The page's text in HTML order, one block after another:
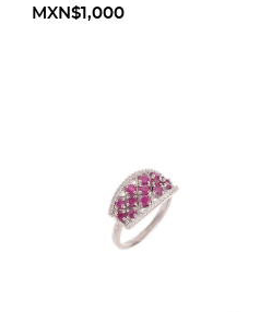
cm aprox. Peso: 3.9
MXN$1,000